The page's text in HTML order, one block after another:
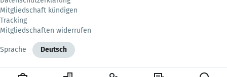
Mitgliedschaft kündigen
Tracking
Mitgliedschaften widerrufen
Sprache Deutsch